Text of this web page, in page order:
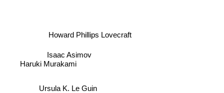
Ursula K. Le Guin
Howard Phillips Lovecraft
Isaac Asimov
Haruki Murakami